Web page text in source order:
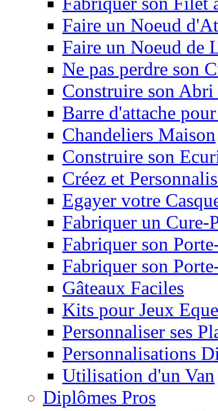
Faire un Noeud
Faire un Noeud de
Ne pas perdre son
Construire son
Barre d'attache
Chandeliers Maison
Construire son
Créez et
Egayer votre
Fabriquer un Cure-
Fabriquer son
Fabriquer son
Gâteaux Faciles
Kits pour Jeux
Personnaliser ses
Personnalisations
Utilisation d'un Van
Diplômes Pros